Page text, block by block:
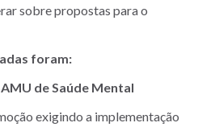
sobre propostas para o
foram:
de Saúde Mental
exigindo a implementação